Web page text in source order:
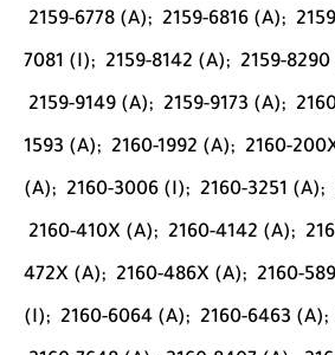
2159-6778 (A); 2159-6816 (A);
7081 (I); 2159-8142 (A); 2159-
2159-9149 (A); 2159-9173 (A);
1593 (A); 2160-1992 (A); 2160-
(A); 2160-3006 (I); 2160-3251 (A);
2160-410X (A); 2160-4142 (A);
472X (A); 2160-486X (A); 2160-
(I); 2160-6064 (A); 2160-6463 (A);